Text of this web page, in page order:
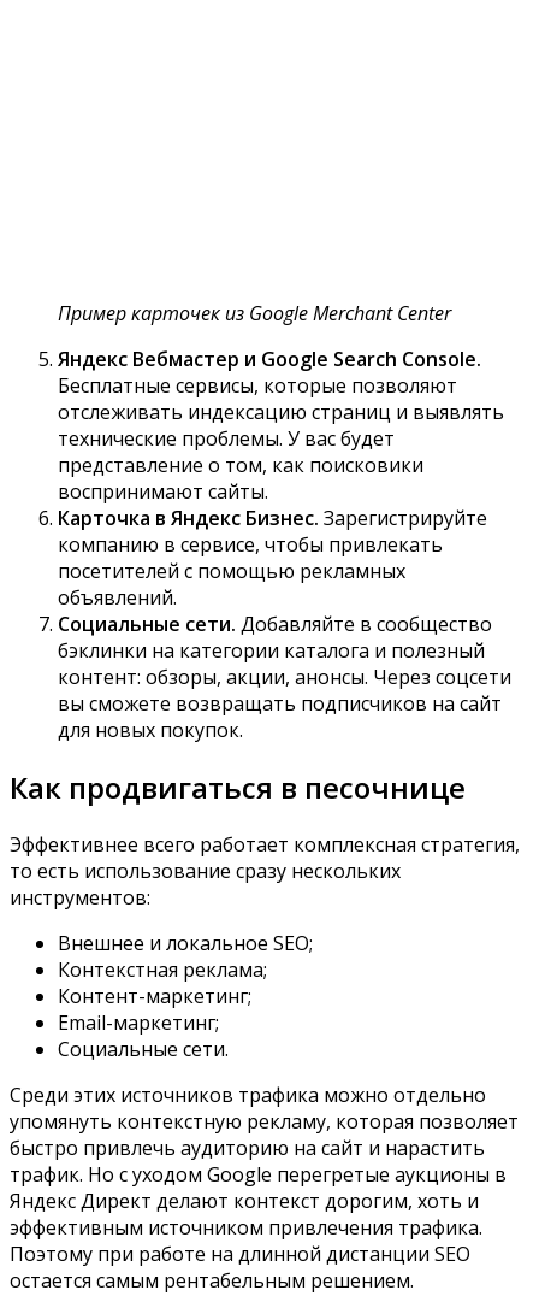
Пример карточек из Google Merchant Center
Яндекс Вебмастер и Google Search Console.
Бесплатные сервисы, которые позволяют
отслеживать индексацию страниц и выявлять
технические проблемы. У вас будет
представление о том, как поисковики
воспринимают сайты.
Карточка в Яндекс Бизнес. Зарегистрируйте
компанию в сервисе, чтобы привлекать
посетителей с помощью рекламных
объявлений.
Социальные сети. Добавляйте в сообщество
бэклинки на категории каталога и полезный
контент: обзоры, акции, анонсы. Через соцсети
вы сможете возвращать подписчиков на сайт
для новых покупок.
Как продвигаться в песочнице
Эффективнее всего работает комплексная стратегия,
то есть использование сразу нескольких
инструментов:
Внешнее и локальное SEO;
Контекстная реклама;
Контент-маркетинг;
Email-маркетинг;
Социальные сети.
Среди этих источников трафика можно отдельно
упомянуть контекстную рекламу, которая позволяет
быстро привлечь аудиторию на сайт и нарастить
трафик. Но с уходом Google перегретые аукционы в
Яндекс Директ делают контекст дорогим, хоть и
эффективным источником привлечения трафика.
Поэтому при работе на длинной дистанции SEO
остается самым рентабельным решением.